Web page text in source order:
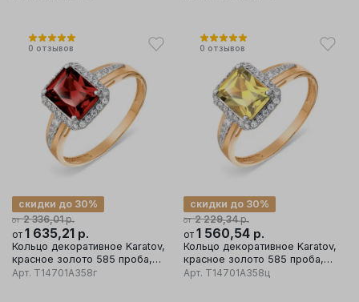
0 отзывов
от 2 336,01р.
скидки до 30%
от 1 635,21 р.
Кольцо декоративное Karatov,
красное золото 585 проба,
вставка гранат
Арт. Т14701А358г
0 отзывов
от 2 229,34р.
скидки до 30%
от 1 560,54 р.
Кольцо декоративное Karatov,
красное золото 585 проба,
вставка фианит
Арт. Т14701А358ц